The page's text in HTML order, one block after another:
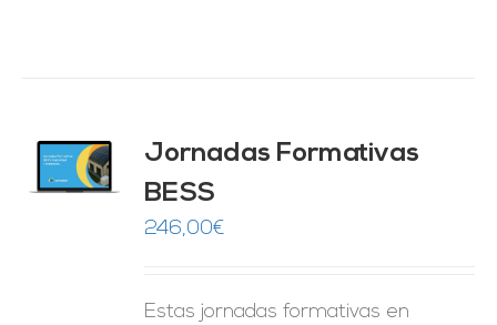
Jornadas Formativas
BESS
246,00€
Estas jornadas formativas en